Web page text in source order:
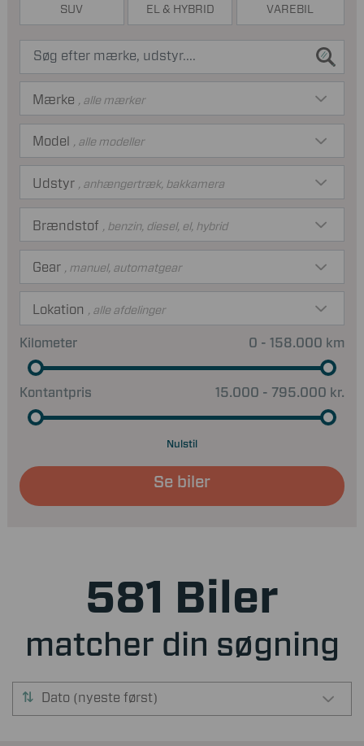
SUV EL & HYBRID VAREBIL
Kontantpris 15.000 - 795.000 kr.
Kilometer 0 - 158.000 km
Mærke , alle mærker
Model , alle modeller
Brændstof , benzin, diesel, el, hybrid
Gear , manuel, automatgear
Udstyr , anhængertræk, bakkamera
Lokation , alle afdelinger
Nulstil
Se biler
581 Biler
matcher din søgning
Dato (nyeste først)